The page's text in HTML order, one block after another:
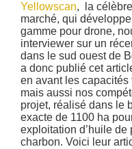
Yellowscan, la
marché, qui
gamme pour drone,
interviewer sur un
dans le sud ouest de
a donc publié cet
en avant les
mais aussi nos
projet, réalisé dans le
exacte de 1100 ha
exploitation d’huile
charbon. Voici leur